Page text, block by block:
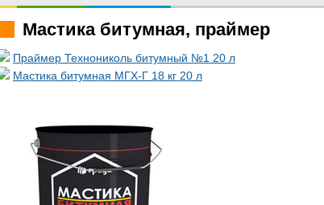
Мастика битумная, праймер
Праймер Технониколь битумный №1 20 л
Мастика битумная МГХ-Г 18 кг 20 л